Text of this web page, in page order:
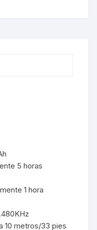
5 horas
1 hora
10 metros/33 pies